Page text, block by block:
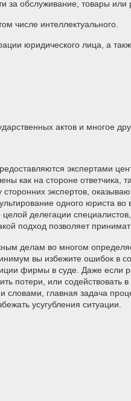
за обслуживание, товары или
числе интеллектуального.
юридического лица, а
актов и многое
экспертами
как на стороне ответчика,
сторонних экспертов,
одного юриста
делегации
подход позволяет
делам во многом
вы избежите ошибок в
фирмы в суде. Даже если
потери, или содействовать
словами, главная задача
усугубления ситуации.